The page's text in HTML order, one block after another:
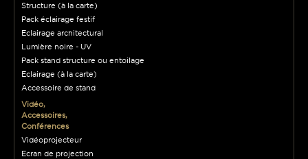
Structure (à la carte)
Pack éclairage festif
Eclairage architectural
Lumière noire - UV
Pack stand structure ou entoilage
Eclairage (à la carte)
Accessoire de stand
Vidéo,
Accessoires,
Conférences
Vidéoprojecteur
Ecran de projection